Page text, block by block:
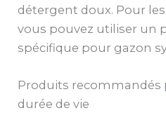
détergent doux. Pour
vous pouvez utiliser un
spécifique pour gazon
Produits recommandés
durée de vie